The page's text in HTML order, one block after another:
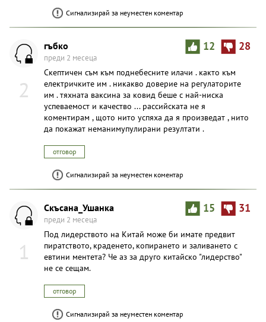
Сигнализирай за неуместен коментар
2
12 28
гъбко
преди 2 месеца
Скептичен съм към поднебесните илачи . както към
електричките им . никакво доверие на регулаторите
им . тяхната ваксина за ковид беше с най-ниска
успеваемост и качество ... рассийската не я
коментирам , щото нито успяха да я произведат , нито
да покажат неманимупулирани резултати .
отговор
Сигнализирай за неуместен коментар
1
15 31
Скъсана_Ушанка
преди 2 месеца
Под лидерството на Китай може би имате предвит
пиратството, краденето, копирането и заливането с
евтини ментета? Че аз за друго китайско "лидерство"
не се сещам.
отговор
Сигнализирай за неуместен коментар